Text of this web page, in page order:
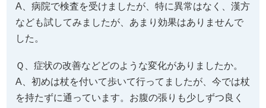
A、病院で検査を受けましたが、特に異常はなく、漢方
なども試してみましたが、あまり効果はありませんで
した。
Ｑ、症状の改善などどのような変化がありましたか。
A、初めは杖を付いて歩いて行ってましたが、今では杖
を持たずに通っています。お腹の張りも少しずつ良く